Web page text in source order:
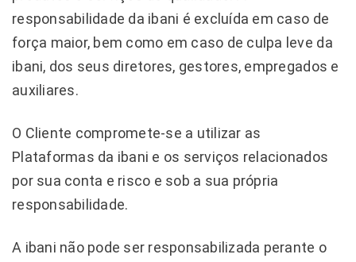
responsabilidade da ibani é excluída em caso de
força maior, bem como em caso de culpa leve da
ibani, dos seus diretores, gestores, empregados e
auxiliares.
O Cliente compromete-se a utilizar as
Plataformas da ibani e os serviços relacionados
por sua conta e risco e sob a sua própria
responsabilidade.
A ibani não pode ser responsabilizada perante o